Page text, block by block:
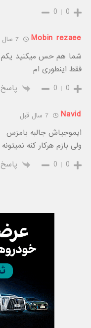
0
0
Mobin rezaee
شما هم حس میکنید یکم
فقط اینطوری ام
0
0 پاسخ
Navid
ایموجیاش جالبه بامزس
ولی بازم هرکار کنه
0
0 پاسخ